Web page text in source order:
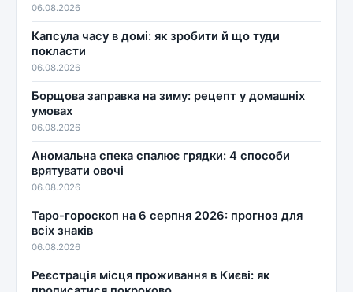
06.08.2026
Капсула часу в домі: як зробити й що туди
покласти
06.08.2026
Борщова заправка на зиму: рецепт у домашніх
умовах
06.08.2026
Аномальна спека спалює грядки: 4 способи
врятувати овочі
06.08.2026
Таро-гороскоп на 6 серпня 2026: прогноз для
всіх знаків
06.08.2026
Реєстрація місця проживання в Києві: як